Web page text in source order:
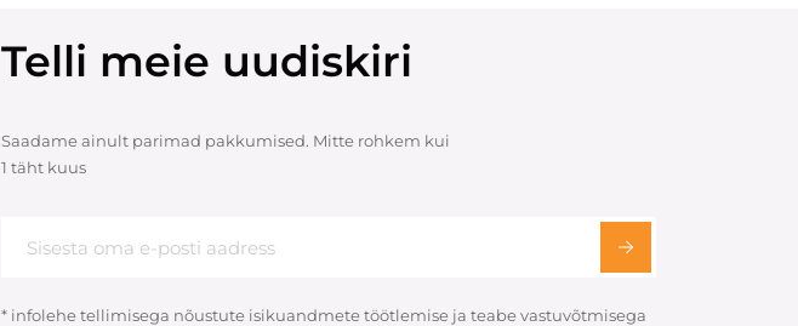
Telli meie uudiskiri
Saadame ainult parimad pakkumised. Mitte rohkem kui
1 täht kuus
* infolehe tellimisega nõustute isikuandmete töötlemise ja teabe vastuvõtmisega